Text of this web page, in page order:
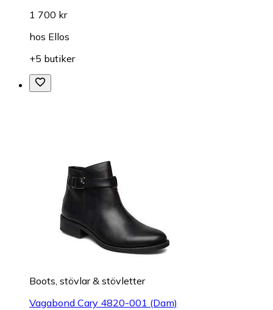
1 700 kr
hos Ellos
+5 butiker
Boots, stövlar & stövletter
Vagabond Cary 4820-001 (Dam)